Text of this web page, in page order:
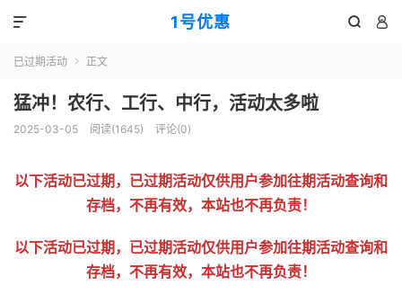
1号优惠  

已过期活动  正文
猛冲！农行、工行、中行，活动太多啦
2025-03-05 阅读(1645) 评论(0)
以下活动已过期，已过期活动仅供用户参加往期活动查询和
存档，不再有效，本站也不再负责！
以下活动已过期，已过期活动仅供用户参加往期活动查询和
存档，不再有效，本站也不再负责！